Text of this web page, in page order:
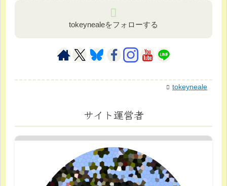
tokeynealeをフォローする
tokeyneale
サイト運営者